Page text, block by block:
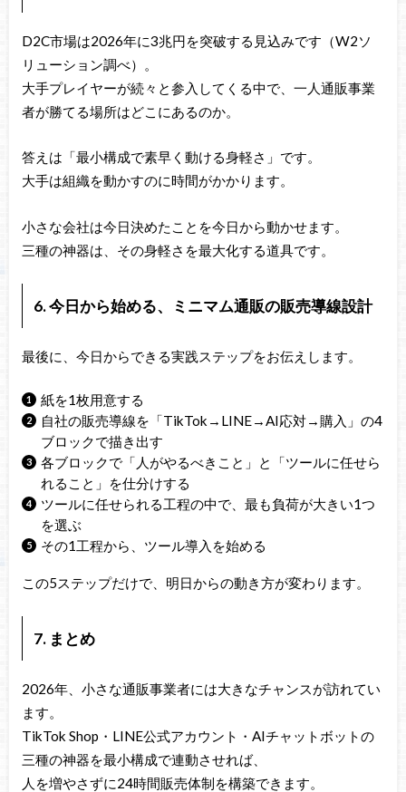
D2C市場は2026年に3兆円を突破する見込みです（W2ソ
リューション調べ）。
大手プレイヤーが続々と参入してくる中で、一人通販事業
者が勝てる場所はどこにあるのか。
答えは「最小構成で素早く動ける身軽さ」です。
大手は組織を動かすのに時間がかかります。
小さな会社は今日決めたことを今日から動かせます。
三種の神器は、その身軽さを最大化する道具です。
6. 今日から始める、ミニマム通販の販売導線設計
最後に、今日からできる実践ステップをお伝えします。
紙を1枚用意する
自社の販売導線を「TikTok→LINE→AI応対→購入」の4
ブロックで描き出す
各ブロックで「人がやるべきこと」と「ツールに任せら
れること」を仕分けする
ツールに任せられる工程の中で、最も負荷が大きい1つ
を選ぶ
その1工程から、ツール導入を始める
この5ステップだけで、明日からの動き方が変わります。
7. まとめ
2026年、小さな通販事業者には大きなチャンスが訪れてい
ます。
TikTok Shop・LINE公式アカウント・AIチャットボットの
三種の神器を最小構成で連動させれば、
人を増やさずに24時間販売体制を構築できます。